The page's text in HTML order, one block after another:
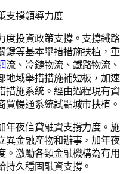
支撐領導力度
度投資政策支撐。支撐鐵
鍵等基本舉措措施扶植，
流、冷鏈物流、鐵路物流
地域舉措措施補短板，加
措施系統。經由過程現有
貿暢通系統試點城市扶植。
年夜信貸融資支撐力度。
異金融產物和辦事，加年
。激勵各類金融機構為有
持久穩固融資支撐。